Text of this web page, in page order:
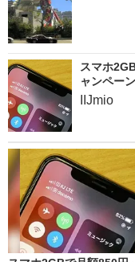
スマホ
ャンペー
IIJmio